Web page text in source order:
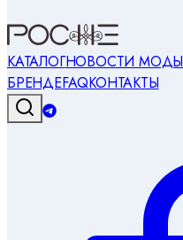
КАТАЛОГНОВОСТИ МОДЫ
БРЕНДЕFAQКОНТАКТЫ